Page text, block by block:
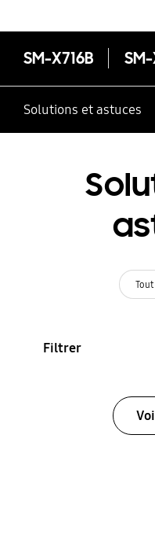
SM-X716B SM-
Solutions et astuces
Tout
Filtrer